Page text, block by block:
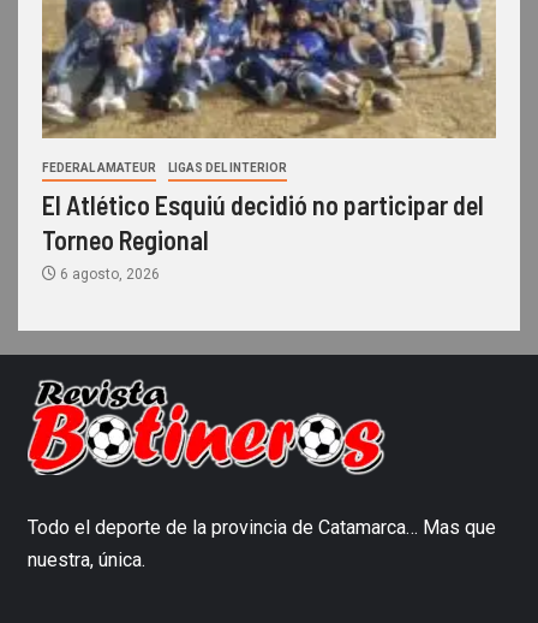
FEDERAL AMATEUR LIGAS DEL INTERIOR
El Atlético Esquiú decidió no participar del
Torneo Regional
6 agosto, 2026
Todo el deporte de la provincia de Catamarca… Mas que
nuestra, única.